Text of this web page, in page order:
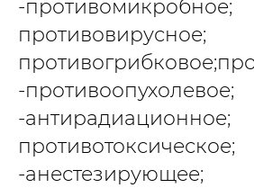
-противомикробное;
противовирусное;
-противоопухолевое;
-антирадиационное;
противотоксическое;
-анестезирующее;